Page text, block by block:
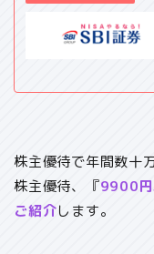
株主優待で年間数十
株主優待、『9900円
ご紹介します。